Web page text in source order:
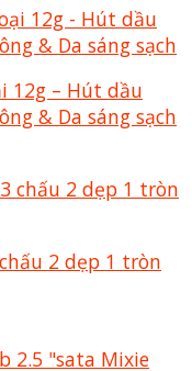
12g – Hút dầu
& Da sáng sạch
2 dẹp 1 tròn